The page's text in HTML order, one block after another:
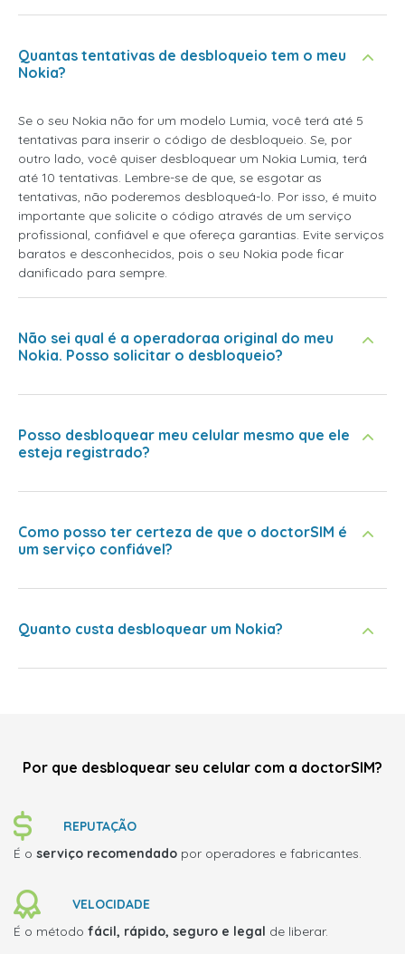
Quantas tentativas de desbloqueio tem o meu
Nokia?
Se o seu Nokia não for um modelo Lumia, você terá até 5
tentativas para inserir o código de desbloqueio. Se, por
outro lado, você quiser desbloquear um Nokia Lumia, terá
até 10 tentativas. Lembre-se de que, se esgotar as
tentativas, não poderemos desbloqueá-lo. Por isso, é muito
importante que solicite o código através de um serviço
profissional, confiável e que ofereça garantias. Evite serviços
baratos e desconhecidos, pois o seu Nokia pode ficar
danificado para sempre.
Não sei qual é a operadoraa original do meu
Nokia. Posso solicitar o desbloqueio?
Posso desbloquear meu celular mesmo que ele
esteja registrado?
Como posso ter certeza de que o doctorSIM é
um serviço confiável?
Quanto custa desbloquear um Nokia?
Por que desbloquear seu celular com a doctorSIM?
REPUTAÇÃO
É o serviço recomendado por operadores e fabricantes.
VELOCIDADE
É o método fácil, rápido, seguro e legal de liberar.